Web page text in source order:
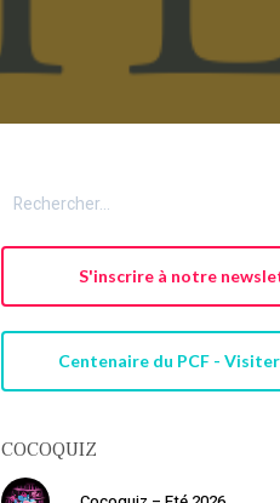
S'inscrire à notre
Centenaire du PCF -
COCOQUIZ